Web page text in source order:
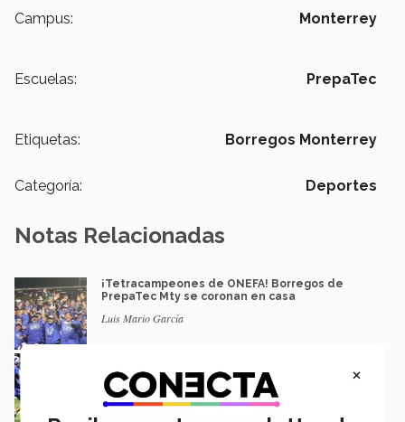
Campus: Monterrey
Escuelas: PrepaTec
Etiquetas: Borregos Monterrey
Categoría: Deportes
Notas Relacionadas
¡Tetracampeones de ONEFA! Borregos de
PrepaTec Mty se coronan en casa
Luis Mario García
PrepaTec Mty a IMG Academy
Luis Mario García
×